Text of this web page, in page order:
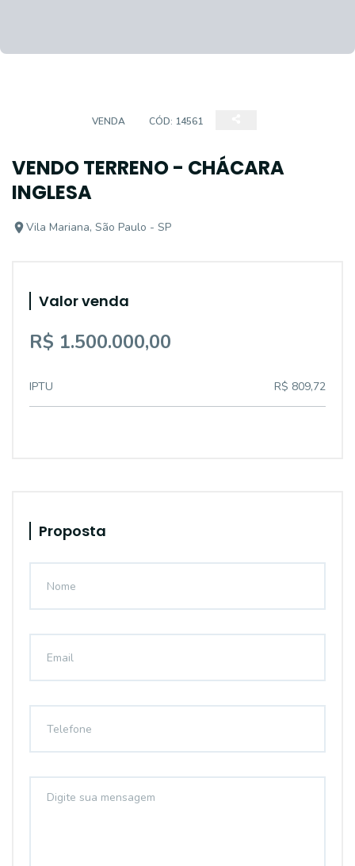
VENDA CÓD: 14561
VENDO TERRENO - CHÁCARA
INGLESA
Vila Mariana, São Paulo - SP
Valor venda
R$ 1.500.000,00
IPTU R$ 809,72
Proposta